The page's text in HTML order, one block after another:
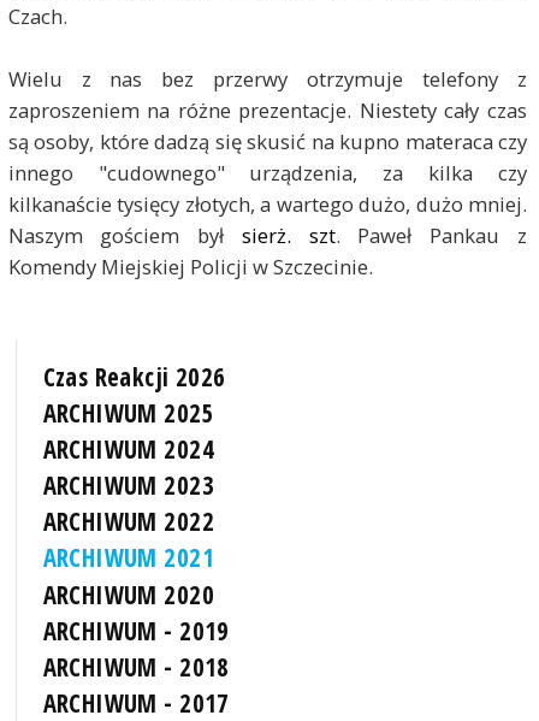
Czach.
Wielu z nas bez przerwy otrzymuje telefony z
zaproszeniem na różne prezentacje. Niestety cały czas
są osoby, które dadzą się skusić na kupno materaca czy
innego "cudownego" urządzenia, za kilka czy
kilkanaście tysięcy złotych, a wartego dużo, dużo mniej.
Naszym gościem był sierż. szt. Paweł Pankau z
Komendy Miejskiej Policji w Szczecinie.
Czas Reakcji 2026
ARCHIWUM 2025
ARCHIWUM 2024
ARCHIWUM 2023
ARCHIWUM 2022
ARCHIWUM 2021
ARCHIWUM 2020
ARCHIWUM - 2019
ARCHIWUM - 2018
ARCHIWUM - 2017